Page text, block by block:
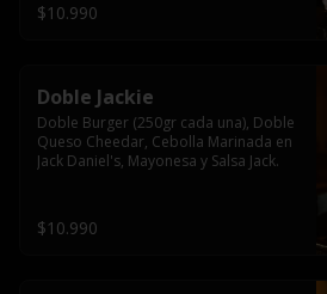
$10.990
Doble Jackie
Doble Burger (250gr cada una), Doble
Queso Cheedar, Cebolla Marinada en
Jack Daniel's, Mayonesa y Salsa Jack.
$10.990